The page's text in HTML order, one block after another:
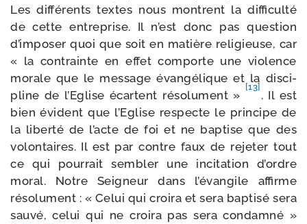
Les dif­fé­rents textes nous montrent la dif­fi­cul­té
de cette entre­prise. Il n’est donc pas ques­tion
d’im­po­ser quoi que soit en matière reli­gieuse, car
« la contrainte en effet com­porte une vio­lence
morale que le mes­sage évan­gé­lique et la dis­ci­
pline de l’Eglise écartent réso­lu­ment »
[13]
. Il est
bien évident que l’Eglise res­pecte le prin­cipe de
la liber­té de l’acte de foi et ne bap­tise que des
volon­taires. Il est par contre faux de reje­ter tout
ce qui pour­rait sem­bler une inci­ta­tion d’ordre
moral. Notre Seigneur dans l’é­van­gile affirme
réso­lu­ment : « Celui qui croi­ra et sera bap­ti­sé sera
sau­vé, celui qui ne croi­ra pas sera condam­né »